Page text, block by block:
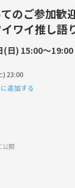
てのご参加
ワイ推し語
(日) 15:00〜19:00
) 23:00
追加する
公開